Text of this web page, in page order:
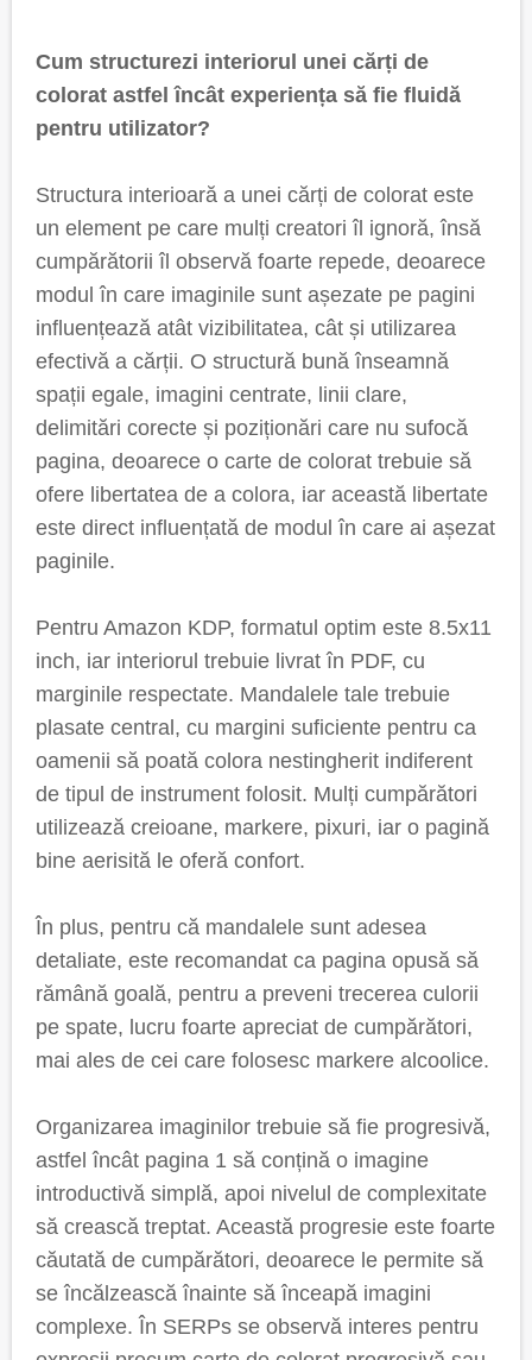
Cum structurezi interiorul unei cărți de
colorat astfel încât experiența să fie fluidă
pentru utilizator?
Structura interioară a unei cărți de colorat este
un element pe care mulți creatori îl ignoră, însă
cumpărătorii îl observă foarte repede, deoarece
modul în care imaginile sunt așezate pe pagini
influențează atât vizibilitatea, cât și utilizarea
efectivă a cărții. O structură bună înseamnă
spații egale, imagini centrate, linii clare,
delimitări corecte și poziționări care nu sufocă
pagina, deoarece o carte de colorat trebuie să
ofere libertatea de a colora, iar această libertate
este direct influențată de modul în care ai așezat
paginile.
Pentru Amazon KDP, formatul optim este 8.5x11
inch, iar interiorul trebuie livrat în PDF, cu
marginile respectate. Mandalele tale trebuie
plasate central, cu margini suficiente pentru ca
oamenii să poată colora nestingherit indiferent
de tipul de instrument folosit. Mulți cumpărători
utilizează creioane, markere, pixuri, iar o pagină
bine aerisită le oferă confort.
În plus, pentru că mandalele sunt adesea
detaliate, este recomandat ca pagina opusă să
rămână goală, pentru a preveni trecerea culorii
pe spate, lucru foarte apreciat de cumpărători,
mai ales de cei care folosesc markere alcoolice.
Organizarea imaginilor trebuie să fie progresivă,
astfel încât pagina 1 să conțină o imagine
introductivă simplă, apoi nivelul de complexitate
să crească treptat. Această progresie este foarte
căutată de cumpărători, deoarece le permite să
se încălzească înainte să înceapă imagini
complexe. În SERPs se observă interes pentru